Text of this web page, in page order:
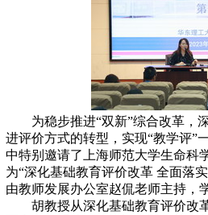
为稳步推进“双新”综合改革，
进评价方式的转型，实现“教学评”
中特别邀请了上海师范大学生命科
为“深化基础教育评价改革 全面落
由教师发展办公室赵侃老师主持，
胡教授从深化基础教育评价改